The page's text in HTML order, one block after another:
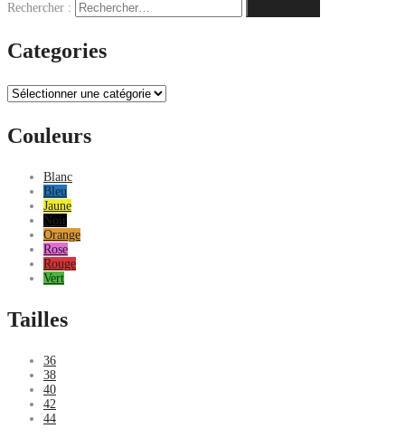
Rechercher :
Categories
Couleurs
Blanc
Bleu
Jaune
Noir
Orange
Rose
Rouge
Vert
Tailles
36
38
40
42
44